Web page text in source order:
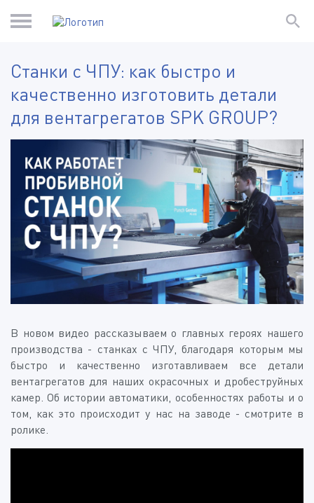
Станки с ЧПУ: как быстро и
качественно изготовить детали
для вентагрегатов SPK GROUP?
В новом видео рассказываем о главных героях нашего
производства - станках с ЧПУ, благодаря которым мы
быстро и качественно изготавливаем все детали
вентагрегатов для наших окрасочных и дробеструйных
камер. Об истории автоматики, особенностях работы и о
том, как это происходит у нас на заводе - смотрите в
ролике.